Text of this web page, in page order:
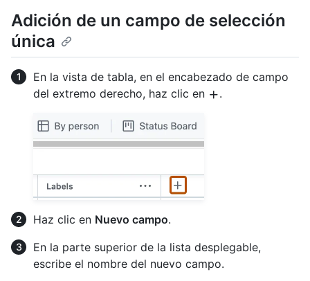
Adición de un campo de selección
única
En la vista de tabla, en el encabezado de campo
del extremo derecho, haz clic en
.
Haz clic en Nuevo campo.
En la parte superior de la lista desplegable,
escribe el nombre del nuevo campo.